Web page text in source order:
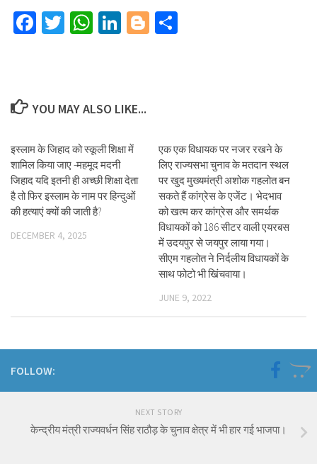
Facebook
TwitterWhatsApp
LinkedIn
Blogger
YOU MAY ALSO LIKE...
इस्लाम के जिहाद को स्कूली शिक्षा में
शामिल किया जाए -महमूद मदनी
जिहाद यदि इतनी ही अच्छी शिक्षा देता
है तो फिर इस्लाम के नाम पर हिन्दुओं
की हत्याएं क्यों की जाती है?
DECEMBER 4, 2025
एक एक विधायक पर नजर रखने के
लिए राज्यसभा चुनाव के मतदान स्थल
पर खुद मुख्यमंत्री अशोक गहलोत बन
सकते हैं कांग्रेस के एजेंट। भेदभाव
को खत्म कर कांग्रेस और समर्थक
विधायकों को 186 सीटर वाली एयरबस
में उदयपुर से जयपुर लाया गया।
सीएम गहलोत ने निर्दलीय विधायकों के
साथ फोटो भी खिंचवाया।
JUNE 9, 2022
FOLLOW:
NEXT STORY
केन्द्रीय मंत्री राज्यवर्धन सिंह राठौड़ के चुनाव क्षेत्र में भी हार गई भाजपा।